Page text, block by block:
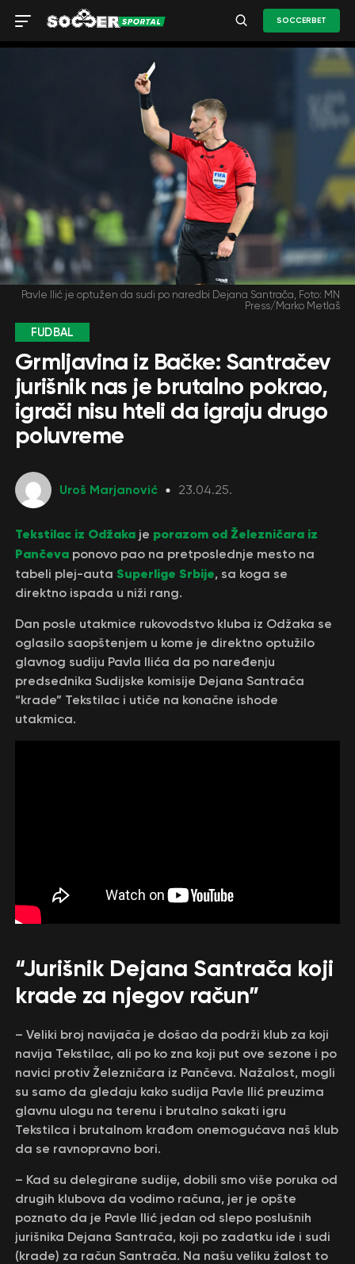
SOCCERBET
Pavle Ilić je optužen da sudi po naredbi Dejana Santrača, Foto: MN
Press/Marko Metlaš
FUDBAL
Grmljavina iz Bačke: Santračev
jurišnik nas je brutalno pokrao,
igrači nisu hteli da igraju drugo
poluvreme
Uroš Marjanović 23.04.25.
Tekstilac iz Odžakaje porazom od Železničara iz
Pančevaponovo pao na pretposlednje mesto na
tabeli plej-auta Superlige Srbije, sa koga se
direktno ispada u niži rang.
Dan posle utakmice rukovodstvo kluba iz Odžaka se
oglasilo saopštenjem u kome je direktno optužilo
glavnog sudiju Pavla Ilića da po naređenju
predsednika Sudijske komisije Dejana Santrača
“krade” Tekstilac i utiče na konačne ishode
utakmica.
“Jurišnik Dejana Santrača koji
krade za njegov račun”
– Veliki broj navijača je došao da podrži klub za koji
navija Tekstilac, ali po ko zna koji put ove sezone i po
navici protiv Železničara iz Pančeva. Nažalost, mogli
su samo da gledaju kako sudija Pavle Ilić preuzima
glavnu ulogu na terenu i brutalno sakati igru
Tekstilca i brutalnom krađom onemogućava naš klub
da se ravnopravno bori.
– Kad su delegirane sudije, dobili smo više poruka od
drugih klubova da vodimo računa, jer je opšte
poznato da je Pavle Ilić jedan od slepo poslušnih
jurišnika Dejana Santrača, koji po zadatku ide i sudi
(krade) za račun Santrača. Na našu veliku žalost to